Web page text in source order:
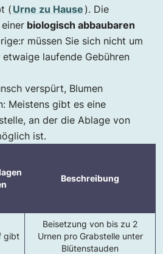
( Urne zu Hause ). Die
biologisch abbaubaren
müssen Sie sich nicht um
laufende Gebühren
verspürt, Blumen
Meistens gibt es eine
an der die Ablage von
ist.
Beschreibung
gibt
Beisetzung von bis zu 2
Urnen pro Grabstelle unter
Blütenstauden